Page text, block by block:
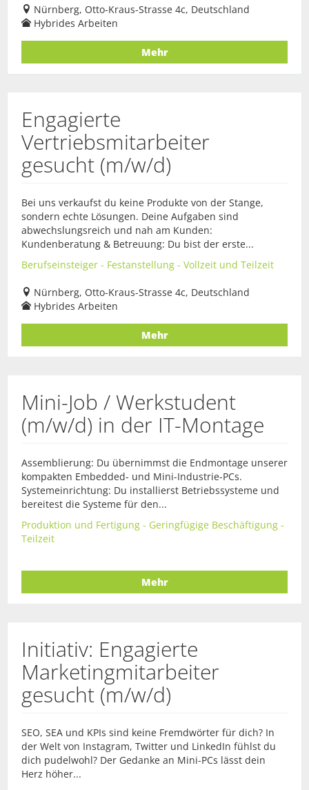
Nürnberg, Otto-Kraus-Strasse 4c, Deutschland
Hybrides Arbeiten
Mehr
Engagierte
Vertriebsmitarbeiter
gesucht (m/w/d)
Bei uns verkaufst du keine Produkte von der Stange,
sondern echte Lösungen. Deine Aufgaben sind
abwechslungsreich und nah am Kunden:
Kundenberatung & Betreuung: Du bist der erste...
Berufseinsteiger - Festanstellung - Vollzeit und Teilzeit
Nürnberg, Otto-Kraus-Strasse 4c, Deutschland
Hybrides Arbeiten
Mehr
Mini-Job / Werkstudent
(m/w/d) in der IT-Montage
Assemblierung: Du übernimmst die Endmontage unserer
kompakten Embedded- und Mini-Industrie-PCs.
Systemeinrichtung: Du installierst Betriebssysteme und
bereitest die Systeme für den...
Produktion und Fertigung - Geringfügige Beschäftigung -
Teilzeit
Mehr
Initiativ: Engagierte
Marketingmitarbeiter
gesucht (m/w/d)
SEO, SEA und KPIs sind keine Fremdwörter für dich? In
der Welt von Instagram, Twitter und LinkedIn fühlst du
dich pudelwohl? Der Gedanke an Mini-PCs lässt dein
Herz höher...